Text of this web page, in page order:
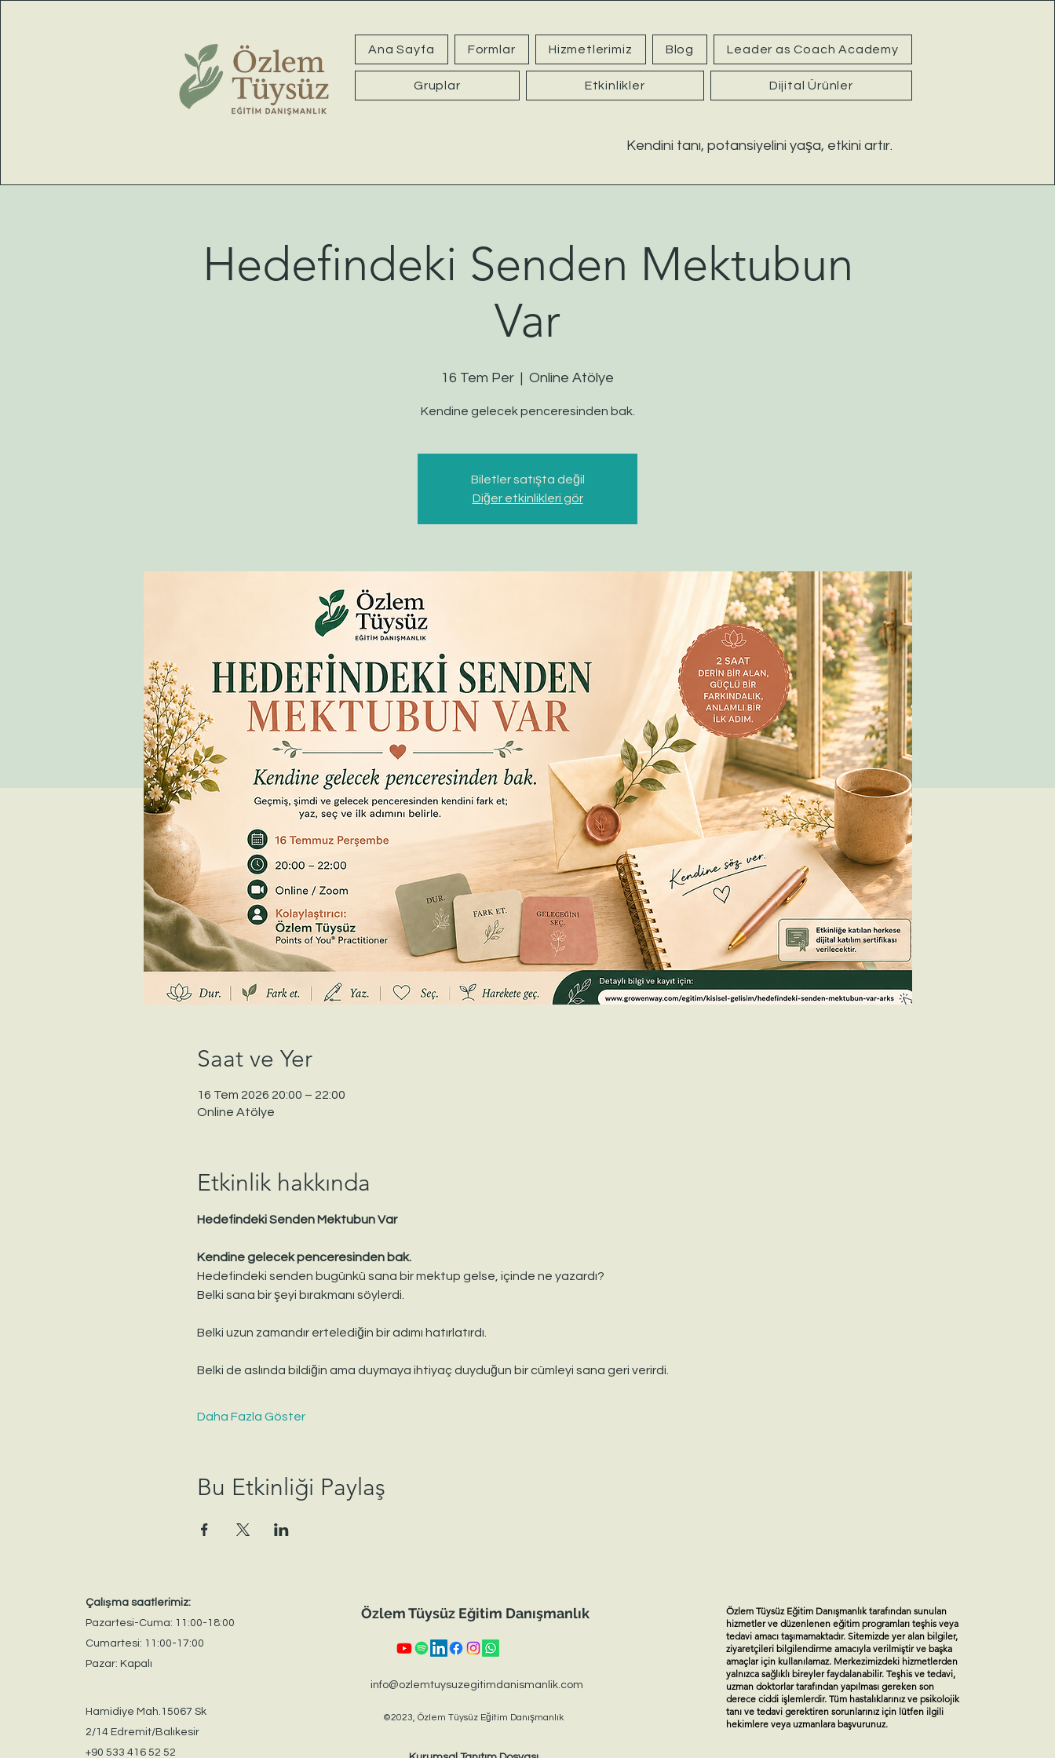
Ana Sayfa Formlar Hizmetlerimiz Blog Leader as Coach Academy
Gruplar Etkinlikler Dijital Ürünler
Kendini tanı, potansiyelini yaşa, etkini artır.
Hedefindeki Senden Mektubun
Var
16 Tem Per
  |
Online Atölye
Kendine gelecek penceresinden bak.
Biletler satışta değil
Diğer etkinlikleri gör
Saat ve Yer
16 Tem 2026 20:00 – 22:00
Online Atölye
Etkinlik hakkında
Hedefindeki Senden Mektubun Var
Kendine gelecek penceresinden bak.
Hedefindeki senden bugünkü sana bir mektup gelse, içinde ne yazardı?
Belki sana bir şeyi bırakmanı söylerdi.
Belki uzun zamandır ertelediğin bir adımı hatırlatırdı.
Belki de aslında bildiğin ama duymaya ihtiyaç duyduğun bir cümleyi sana geri verirdi.
Daha Fazla Göster
Bu Etkinliği Paylaş
Çalışma saatlerimiz:
Pazartesi-Cuma: 11:00-18:00
Cumartesi: 11:00-17:00
Pazar: Kapalı
Hamidiye Mah.15067 Sk
2/14 Edremit/Balıkesir
+90 533 416 52 52
Özlem Tüysüz Eğitim Danışmanlık
info@ozlemtuysuzegitimdanismanlik.com
©2023, Özlem Tüysüz Eğitim Danışmanlık
Özlem Tüysüz Eğitim Danışmanlık tarafından sunulan
hizmetler ve düzenlenen eğitim programları teşhis veya
tedavi amacı taşımamaktadır. Sitemizde yer alan bilgiler,
ziyaretçileri bilgilendirme amacıyla verilmiştir ve başka
amaçlar için kullanılamaz. Merkezimizdeki hizmetlerden
yalnızca sağlıklı bireyler faydalanabilir. Teşhis ve tedavi,
uzman doktorlar tarafından yapılması gereken son
derece ciddi işlemlerdir. Tüm hastalıklarınız ve psikolojik
tanı ve tedavi gerektiren sorunlarınız için lütfen ilgili
hekimlere veya uzmanlara başvurunuz.